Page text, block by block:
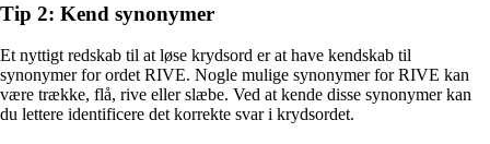
Tip 2: Kend synonymer
Et nyttigt redskab til at løse krydsord er at have kendskab til
synonymer for ordet RIVE. Nogle mulige synonymer for RIVE kan
være trække, flå, rive eller slæbe. Ved at kende disse synonymer kan
du lettere identificere det korrekte svar i krydsordet.